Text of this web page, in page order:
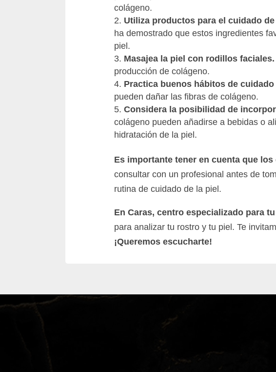
colágeno.
Utiliza productos para el cuidado
ha demostrado que estos ingredientes
piel.
Masajea la piel con rodillos faciales.
producción de colágeno.
Practica buenos hábitos de cuidado
pueden dañar las fibras de colágeno.
Considera la posibilidad de
colágeno pueden añadirse a bebidas o
hidratación de la piel.
Es importante tener en cuenta que
consultar con un profesional antes de
rutina de cuidado de la piel.
En Caras, centro especializado para
para analizar tu rostro y tu piel. Te
¡Queremos escucharte!